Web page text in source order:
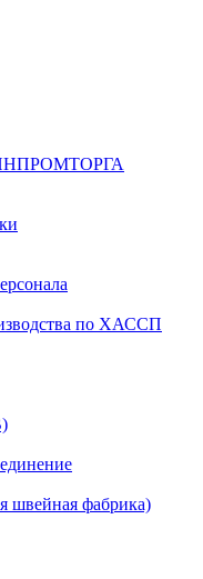
по ХАССП
швейная фабрика)